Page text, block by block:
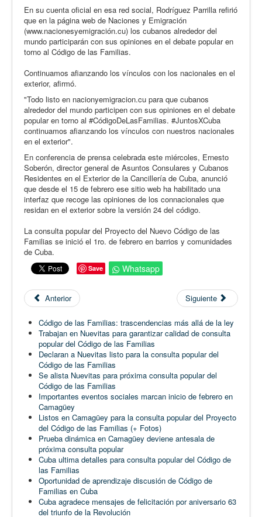
En su cuenta oficial en esa red social, Rodríguez Parrilla refirió
que en la página web de Naciones y Emigración
(www.nacionesyemigración.cu) los cubanos alrededor del
mundo participarán con sus opiniones en el debate popular en
torno al Código de las Familias.
Continuamos afianzando los vínculos con los nacionales en el
exterior, afirmó.
"Todo listo en nacionyemigracion.cu para que cubanos
alrededor del mundo participen con sus opiniones en el debate
popular en torno al #CódigoDeLasFamilias. #JuntosXCuba
continuamos afianzando los vínculos con nuestros nacionales
en el exterior".
En conferencia de prensa celebrada este miércoles, Ernesto
Soberón, director general de Asuntos Consulares y Cubanos
Residentes en el Exterior de la Cancillería de Cuba, anunció
que desde el 15 de febrero ese sitio web ha habilitado una
interfaz que recoge las opiniones de los connacionales que
residan en el exterior sobre la versión 24 del código.
La consulta popular del Proyecto del Nuevo Código de las
Familias se inició el 1ro. de febrero en barrios y comunidades
de Cuba.
Save Whatsapp
Anterior Siguiente
Código de las Familias: trascendencias más allá de la ley
Trabajan en Nuevitas para garantizar calidad de consulta
popular del Código de las Familias
Declaran a Nuevitas listo para la consulta popular del
Código de las Familias
Se alista Nuevitas para próxima consulta popular del
Código de las Familias
Importantes eventos sociales marcan inicio de febrero en
Camagüey
Listos en Camagüey para la consulta popular del Proyecto
del Código de las Familias (+ Fotos)
Prueba dinámica en Camagüey deviene antesala de
próxima consulta popular
Cuba ultima detalles para consulta popular del Código de
las Familias
Oportunidad de aprendizaje discusión de Código de
Familias en Cuba
Cuba agradece mensajes de felicitación por aniversario 63
del triunfo de la Revolución